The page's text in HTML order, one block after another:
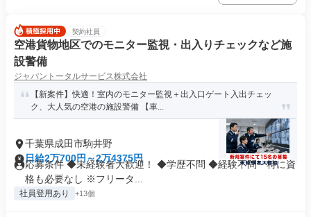
契約社員
空港貨物地区でのモニター監視・出入りチェックなど施
設警備
ジャパントータルサービス株式会社
【新案件】快適！室内のモニター監視＋出入口ゲート入出チェッ
ク、大人気の空港の施設警備 【車...
千葉県成田市駒井野
日給2万700円～2万4375円
応募条件 ◆未経験者大歓迎！ ◆学歴不問 ◆経験不問・特に資
格も必要なし ※フリータ...
社員登用あり +13個